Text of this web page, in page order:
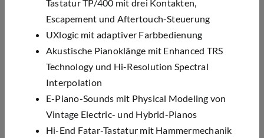
Tastatur TP/400 mit drei Kontakten,
Escapement und Aftertouch-Steuerung
UXlogic mit adaptiver Farbbedienung
Akustische Pianoklänge mit Enhanced TRS
Technology und Hi-Resolution Spectral
Interpolation
E-Piano-Sounds mit Physical Modeling von
Vintage Electric- und Hybrid-Pianos
Hi-End Fatar-Tastatur mit Hammermechanik